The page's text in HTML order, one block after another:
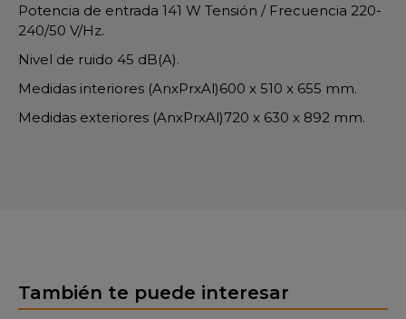
Potencia de entrada 141 W Tensión / Frecuencia 220-
240/50 V/Hz.
Nivel de ruido 45 dB(A).
Medidas interiores (AnxPrxAl)600 x 510 x 655 mm.
Medidas exteriores (AnxPrxAl)720 x 630 x 892 mm.
También te puede interesar